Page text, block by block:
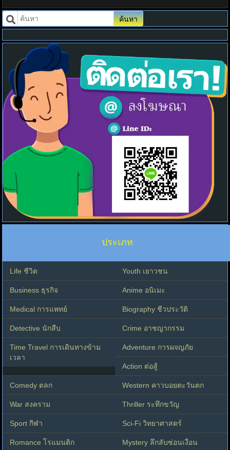
ค้นหา
ประเภท
Life ชีวิต Youth เยาวชน
Business ธุรกิจ Anime อนิเมะ
Medical การแพทย์ Biography ชีวประวัติ
Detective นักสืบ Crime อาชญากรรม
Time Travel การเดินทางข้าม
เวลา
Adventure การผจญภัย
Action ต่อสู้
Comedy ตลก Western คาวบอยตะวันตก
War สงคราม Thriller ระทึกขวัญ
Sport กีฬา Sci-Fi วิทยาศาสตร์
Romance โรแมนติก Mystery ลึกลับซ่อนเงื่อน